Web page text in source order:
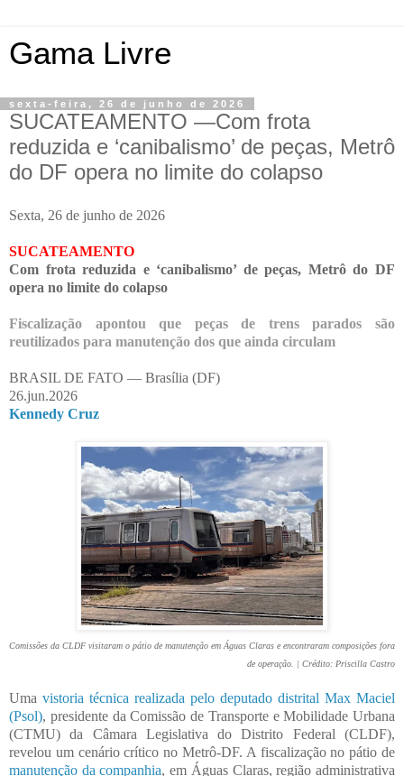
Gama Livre
sexta-feira, 26 de junho de 2026
SUCATEAMENTO —Com frota
reduzida e ‘canibalismo’ de peças, Metrô
do DF opera no limite do colapso
Sexta, 26 de junho de 2026
SUCATEAMENTO
Com frota reduzida e ‘canibalismo’ de peças, Metrô do DF
opera no limite do colapso
Fiscalização apontou que peças de trens parados são
reutilizados para manutenção dos que ainda circulam
BRASIL DE FATO — Brasília (DF)
26.jun.2026
Kennedy Cruz
Comissões da CLDF visitaram o pátio de manutenção em Águas Claras e encontraram composições fora
de operação. | Crédito: Priscilla Castro
Uma vistoria técnica realizada pelo deputado distrital Max Maciel
(Psol), presidente da Comissão de Transporte e Mobilidade Urbana
(CTMU) da Câmara Legislativa do Distrito Federal (CLDF),
revelou um cenário crítico no Metrô-DF. A fiscalização no pátio de
manutenção da companhia, em Águas Claras, região administrativa